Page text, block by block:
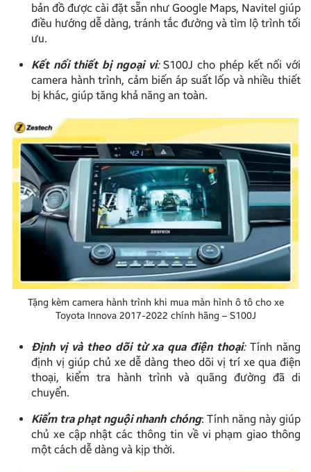
bản đồ được cài đặt sẵn như Google Maps, Navitel giúp
điều hướng dễ dàng, tránh tắc đường và tìm lộ trình tối
ưu.
Kết nối thiết bị ngoại vi:S100J cho phép kết nối với
camera hành trình, cảm biến áp suất lốp và nhiều thiết
bị khác, giúp tăng khả năng an toàn.
Tặng kèm camera hành trình khi mua màn hình ô tô cho xe
Toyota Innova 2017-2022 chính hãng – S100J
Định vị và theo dõi từ xa qua điện thoại:Tính năng
định vị giúp chủ xe dễ dàng theo dõi vị trí xe qua điện
thoại, kiểm tra hành trình và quãng đường đã di
chuyển.
Kiểm tra phạt nguội nhanh chóng: Tính năng này giúp
chủ xe cập nhật các thông tin về vi phạm giao thông
một cách dễ dàng và kịp thời.